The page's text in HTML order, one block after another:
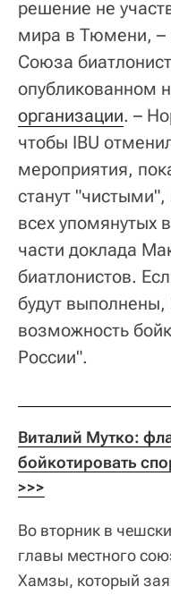
решение не
мира в Тюмени, –
Союза
опубликованном
организации. –
чтобы IBU
мероприятия,
станут
всех упомянутых
части доклада
биатлонистов.
будут
возможность
России".
Виталий Мутко:
бойкотировать
>>>
Во вторник в
главы местного
Хамзы, который